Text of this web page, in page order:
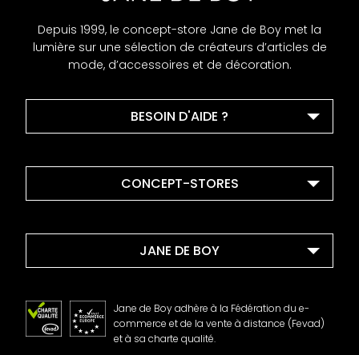
Depuis 1999, le concept-store Jane de Boy met la
lumière sur une sélection de créateurs d’articles de
mode, d’accessoires et de décoration.
BESOIN D'AIDE ?
CONCEPT-STORES
JANE DE BOY
Jane de Boy adhère à la Fédération du e-
commerce et de la vente à distance (Fevad)
et à sa charte qualité.